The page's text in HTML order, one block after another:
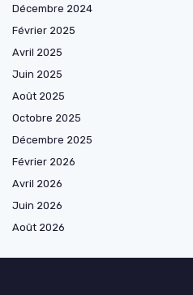
Décembre 2024
Février 2025
Avril 2025
Juin 2025
Août 2025
Octobre 2025
Décembre 2025
Février 2026
Avril 2026
Juin 2026
Août 2026